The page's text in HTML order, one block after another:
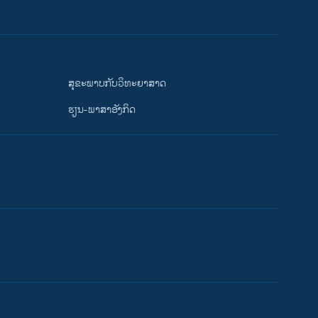
ສຸຂະພາບກັບວິທະຍາສາດ
ຮຽນ-ພາສາອັງກິດ